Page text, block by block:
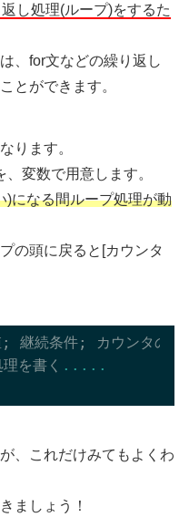
し処理(ループ)をするた
、for文などの繰り返し
とができます。
ります。
変数で用意します。
)になる間ループ処理が動
の頭に戻ると[カウンタ
; 継続条件; カウンタの
を書く .....
、これだけみてもよくわ
ましょう！